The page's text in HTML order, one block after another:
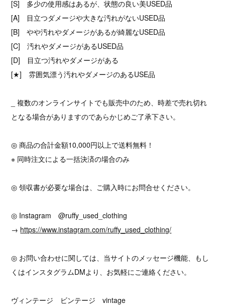
[S] 多少の使用感はあるが、状態の良い美USED品
[A] 目立つダメージや大きな汚れがないUSED品
[B] やや汚れやダメージがあるが綺麗なUSED品
[C] 汚れやダメージがあるUSED品
[D] 目立つ汚れやダメージがある
[★] 雰囲気漂う汚れやダメージのあるUSE品
_ 複数のオンラインサイトでも販売中のため、時差で売れ切れ
となる場合がありますのであらかじめご了承下さい。
◎ 商品の合計金額10,000円以上で送料無料！
※ 同時注文による一括決済の場合のみ
◎ 領収書が必要な場合は、ご購入時にお問合せください。
◎ Instagram @ruffy_used_clothing
→ https://www.instagram.com/ruffy_used_clothing/
◎ お問い合わせに関しては、当サイトのメッセージ機能、もし
くはインスタグラムDMより、お気軽にご連絡ください。
ヴィンテージ ビンテージ vintage